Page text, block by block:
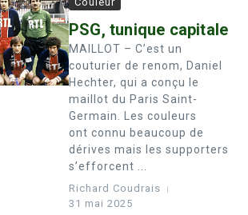
PSG, tunique capitale
MAILLOT – C’est un
couturier de renom, Daniel
Hechter, qui a conçu le
maillot du Paris Saint-
Germain. Les couleurs
ont connu beaucoup de
dérives mais les supporters
s’efforcent ...
Richard Coudrais
31 mai 2025